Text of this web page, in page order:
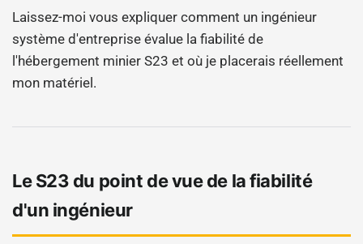
Laissez-moi vous expliquer comment un ingénieur
système d'entreprise évalue la fiabilité de
l'hébergement minier S23 et où je placerais réellement
mon matériel.
Le S23 du point de vue de la fiabilité
d'un ingénieur